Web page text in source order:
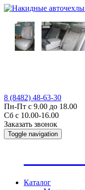
8 (8482) 48-63-30
Пн-Пт с 9.00 до 18.00
Сб с 10.00-16.00
Заказать звонок
Toggle navigation
Каталог